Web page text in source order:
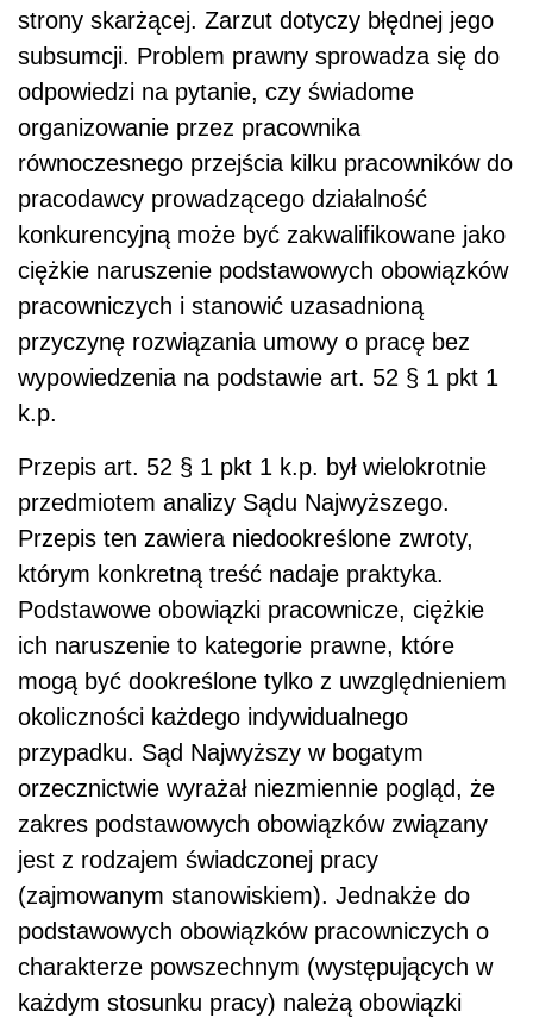
strony skarżącej. Zarzut dotyczy błędnej jego
subsumcji. Problem prawny sprowadza się do
odpowiedzi na pytanie, czy świadome
organizowanie przez pracownika
równoczesnego przejścia kilku pracowników do
pracodawcy prowadzącego działalność
konkurencyjną może być zakwalifikowane jako
ciężkie naruszenie podstawowych obowiązków
pracowniczych i stanowić uzasadnioną
przyczynę rozwiązania umowy o pracę bez
wypowiedzenia na podstawie art. 52 § 1 pkt 1
k.p.
Przepis art. 52 § 1 pkt 1 k.p. był wielokrotnie
przedmiotem analizy Sądu Najwyższego.
Przepis ten zawiera niedookreślone zwroty,
którym konkretną treść nadaje praktyka.
Podstawowe obowiązki pracownicze, ciężkie
ich naruszenie to kategorie prawne, które
mogą być dookreślone tylko z uwzględnieniem
okoliczności każdego indywidualnego
przypadku. Sąd Najwyższy w bogatym
orzecznictwie wyrażał niezmiennie pogląd, że
zakres podstawowych obowiązków związany
jest z rodzajem świadczonej pracy
(zajmowanym stanowiskiem). Jednakże do
podstawowych obowiązków pracowniczych o
charakterze powszechnym (występujących w
każdym stosunku pracy) należą obowiązki